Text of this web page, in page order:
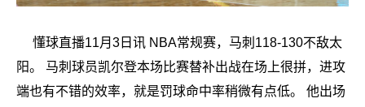
懂球直播11月3日讯 NBA常规赛，马刺118-130不敌太
阳。 马刺球员凯尔登本场比赛替补出战在场上很拼，进攻
端也有不错的效率，就是罚球命中率稍微有点低。 他出场